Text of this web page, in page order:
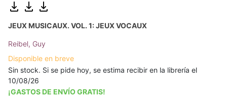
JEUX MUSICAUX. VOL. 1: JEUX VOCAUX
Reibel, Guy
Disponible en breve
Sin stock. Si se pide hoy, se estima recibir en la librería el
10/08/26
¡GASTOS DE ENVÍO GRATIS!